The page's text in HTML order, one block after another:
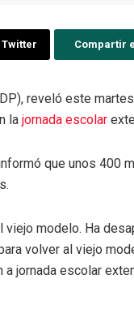
Compartir
reveló este
la jornada escolar
que unos 400
modelo. Ha
volver al viejo
jornada escolar